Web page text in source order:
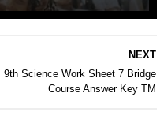
NEXT
9th Science Work Sheet 7 Bridge
Course Answer Key TM